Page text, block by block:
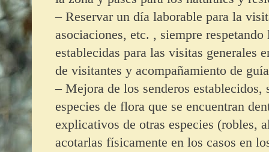
– Reservar un día laborable para la
asociaciones, etc. , siempre
establecidas para las visitas generales
de visitantes y acompañamiento de
– Mejora de los senderos establecidos,
especies de flora que se encuentran
explicativos de otras especies (robles,
acotarlas físicamente en los casos en